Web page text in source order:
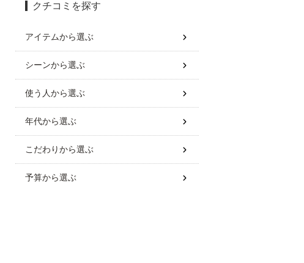
クチコミを探す
アイテムから選ぶ
シーンから選ぶ
使う人から選ぶ
年代から選ぶ
こだわりから選ぶ
予算から選ぶ